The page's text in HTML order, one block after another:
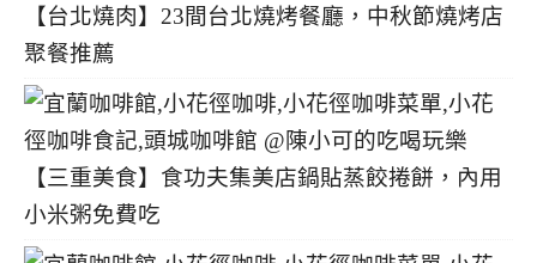
【台北燒肉】23間台北燒烤餐廳，中秋節燒烤店
聚餐推薦
【三重美食】食功夫集美店鍋貼蒸餃捲餅，內用
小米粥免費吃